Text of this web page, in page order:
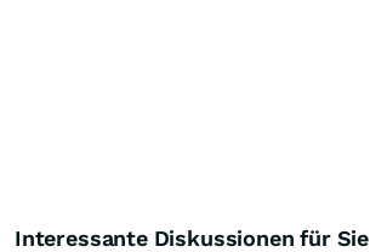
Interessante Diskussionen für Sie